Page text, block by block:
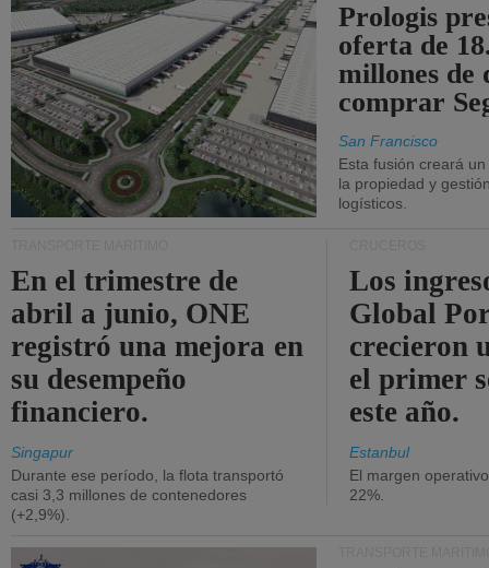
Prologis
oferta de
millones de
comprar
San Francisco
Esta fusión creará
la propiedad y
logísticos.
En el trimestre de
abril a junio, ONE
registró una mejora en
su desempeño
financiero.
Singapur
Durante ese período, la flota transportó
casi 3,3 millones de contenedores
(+2,9%).
Los
Global
crecieron
el primer
este año.
Estanbul
El margen
22%.